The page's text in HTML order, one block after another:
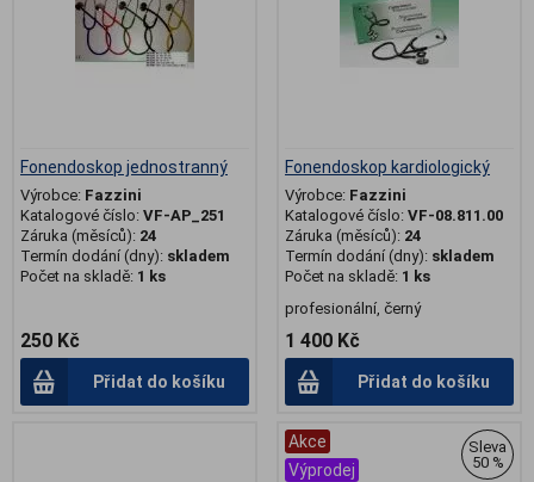
Fonendoskop jednostranný
Výrobce: Fazzini
Katalogové číslo: VF-AP_251
Záruka (měsíců): 24
Termín dodání (dny): skladem
Počet na skladě: 1 ks
250 Kč
Přidat do košíku
Fonendoskop kardiologický
Výrobce: Fazzini
Katalogové číslo: VF-08.811.00
Záruka (měsíců): 24
Termín dodání (dny): skladem
Počet na skladě: 1 ks
profesionální, černý
1 400 Kč
Přidat do košíku
Akce
Výprodej
Sleva
50 %